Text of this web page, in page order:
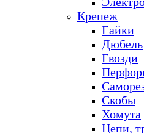
Крепеж
Гайки
Дюбель
Гвозди
Скобы
Хомута
Цепи,